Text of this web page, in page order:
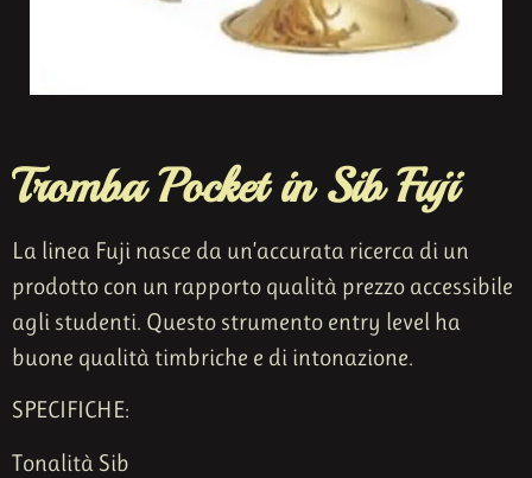
Tromba Pocket in Sib Fuji
La linea Fuji nasce da un’accurata ricerca di un
prodotto con un rapporto qualità prezzo accessibile
agli studenti. Questo strumento entry level ha
buone qualità timbriche e di intonazione.
SPECIFICHE:
Tonalità Sib